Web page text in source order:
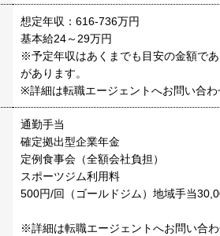
想定年収：616-736万円
基本給24～29万円
※予定年収はあくまでも目安の金額で
があります。
※詳細は転職エージェントへお問い合わ
通勤手当
確定拠出型企業年金
定例食事会（全額会社負担）
スポーツジム利用料
500円/回（ゴールドジム）地域手当
※詳細は転職エージェントへお問い合わ